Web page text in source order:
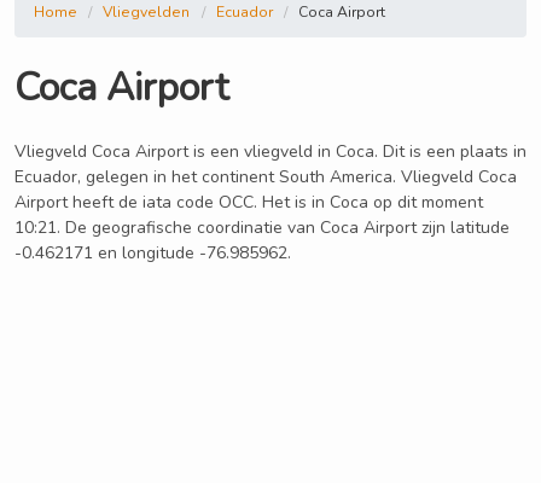
Home Vliegvelden Ecuador Coca Airport
Coca Airport
Vliegveld Coca Airport is een vliegveld in Coca. Dit is een plaats in
Ecuador, gelegen in het continent South America. Vliegveld Coca
Airport heeft de iata code OCC. Het is in Coca op dit moment
10:21. De geografische coordinatie van Coca Airport zijn latitude
-0.462171 en longitude -76.985962.